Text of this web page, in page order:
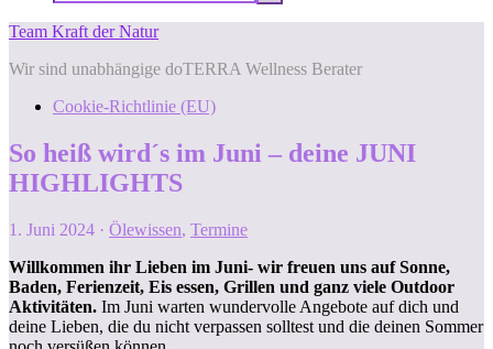
Team Kraft der Natur
Wir sind unabhängige doTERRA Wellness Berater
Cookie-Richtlinie (EU)
So heiß wird´s im Juni – deine JUNI
HIGHLIGHTS
1. Juni 2024 · Ölewissen, Termine
Willkommen ihr Lieben im Juni- wir freuen uns auf Sonne,
Baden, Ferienzeit, Eis essen, Grillen und ganz viele Outdoor
Aktivitäten. Im Juni warten wundervolle Angebote auf dich und
deine Lieben, die du nicht verpassen solltest und die deinen Sommer